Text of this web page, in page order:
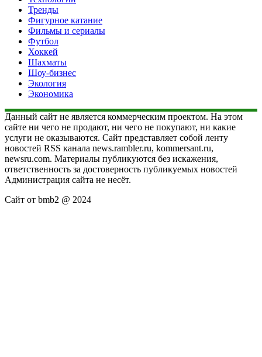
Тренды
Фигурное катание
Фильмы и сериалы
Футбол
Хоккей
Шахматы
Шоу-бизнес
Экология
Экономика
Данный сайт не является коммерческим проектом. На этом
сайте ни чего не продают, ни чего не покупают, ни какие
услуги не оказываются. Сайт представляет собой ленту
новостей RSS канала news.rambler.ru, kommersant.ru,
newsru.com. Материалы публикуются без искажения,
ответственность за достоверность публикуемых новостей
Администрация сайта не несёт.
Сайт от bmb2 @ 2024